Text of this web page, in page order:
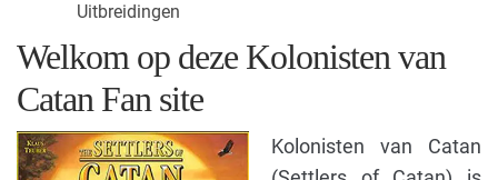
Uitbreidingen
Welkom op deze Kolonisten van
Catan Fan site
Kolonisten van Catan